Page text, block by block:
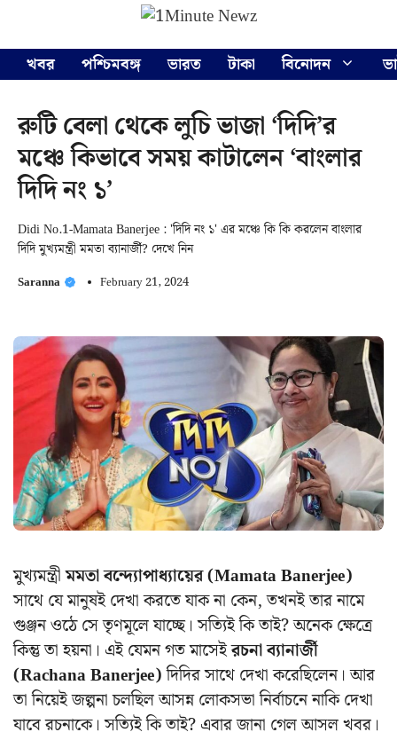
content
খবর
পশ্চিমবঙ্গ ভারত টাকা বিনোদন
রুটি বেলা থেকে লুচি ভাজা ‘দিদি’র
মঞ্চে কিভাবে সময় কাটালেন ‘বাংলার
দিদি নং ১’
Didi No.1-Mamata Banerjee : 'দিদি নং ১' এর মঞ্চে কি কি করলেন বাংলার
দিদি মুখ্যমন্ত্রী মমতা ব্যানার্জী? দেখে নিন
Saranna February 21, 2024
মুখ্যমন্ত্রীমমতা বন্দ্যোপাধ্যায়ের (Mamata Banerjee)
সাথে যে মানুষই দেখা করতে যাক না কেন, তখনই তার নামে
গুঞ্জন ওঠে সে তৃণমূলে যাচ্ছে। সত্যিই কি তাই? অনেক ক্ষেত্রে
কিন্তু তা হয়না। এই যেমন গত মাসেইরচনা ব্যানার্জী
(Rachana Banerjee)দিদির সাথে দেখা করেছিলেন। আর
তা নিয়েই জল্পনা চলছিল আসন্ন লোকসভা নির্বাচনে নাকি দেখা
যাবে রচনাকে। সত্যিই কি তাই? এবার জানা গেল আসল খবর।